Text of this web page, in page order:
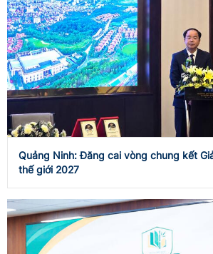
Quảng Ninh: Đăng cai vòng chung kết
thế giới 2027